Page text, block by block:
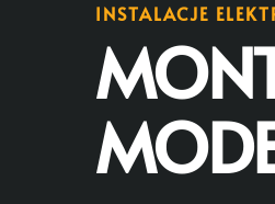
INSTALACJE